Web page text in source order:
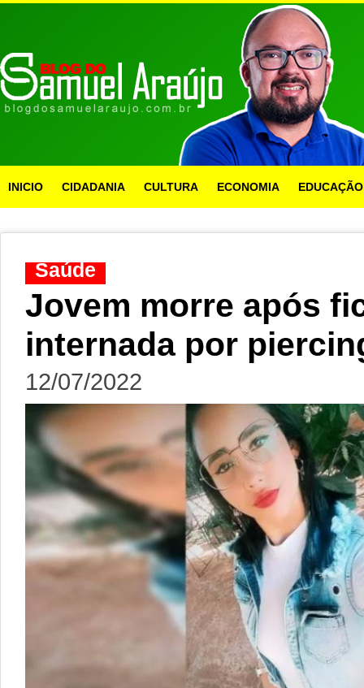
INICIO CIDADANIA CULTURA ECONOMIA EDUCAÇÃO
Saúde
Jovem morre após
internada por
12/07/2022